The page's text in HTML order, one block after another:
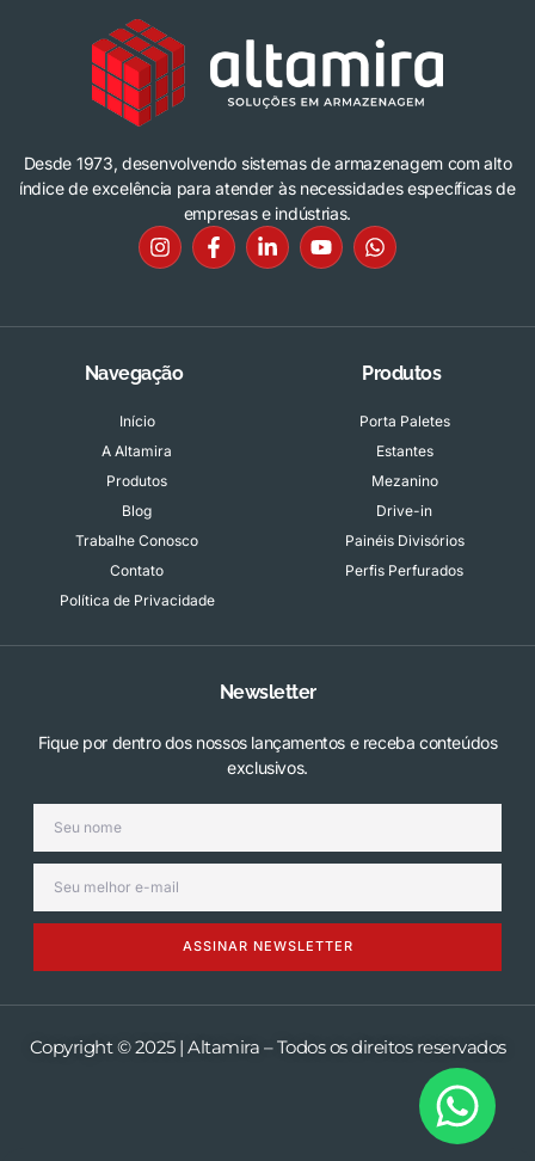
Desde 1973, desenvolvendo sistemas de armazenagem com alto
índice de excelência para atender às necessidades específicas de
empresas e indústrias.
Navegação
Início
A Altamira
Produtos
Blog
Trabalhe Conosco
Contato
Política de Privacidade
Produtos
Porta Paletes
Estantes
Mezanino
Drive-in
Painéis Divisórios
Perfis Perfurados
Newsletter
Fique por dentro dos nossos lançamentos e receba conteúdos
exclusivos.
ASSINAR NEWSLETTER
Copyright © 2025 | Altamira – Todos os direitos reservados